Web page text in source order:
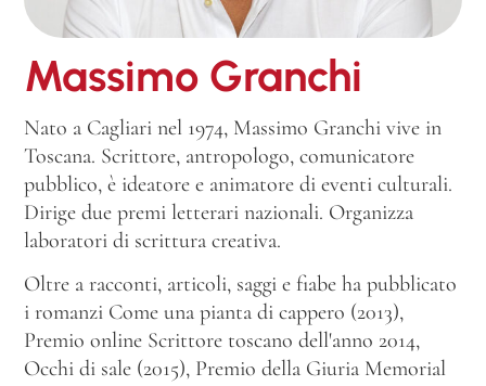
Massimo Granchi
Nato a Cagliari nel 1974, Massimo Granchi vive in
Toscana. Scrittore, antropologo, comunicatore
pubblico, è ideatore e animatore di eventi culturali.
Dirige due premi letterari nazionali. Organizza
laboratori di scrittura creativa.
Oltre a racconti, articoli, saggi e fiabe ha pubblicato
i romanzi Come una pianta di cappero (2013),
Premio online Scrittore toscano dell'anno 2014,
Occhi di sale (2015), Premio della Giuria Memorial